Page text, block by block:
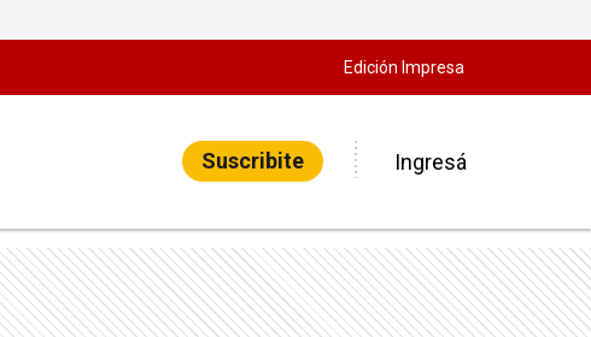
Edición Impresa
Suscribite Ingresá